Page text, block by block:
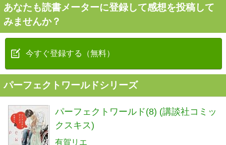
あなたも読書メーターに登録して感想を投稿して
みませんか？
今すぐ登録する（無料）
パーフェクトワールドシリーズ
パーフェクトワールド(8) (講談社コミッ
クスキス)
有賀リエ